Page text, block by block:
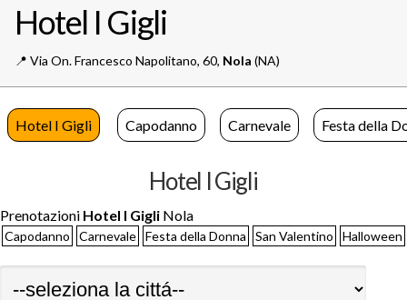
Hotel I Gigli
📍️ Via On. Francesco Napolitano, 60, Nola (NA)
Hotel I Gigli Capodanno Carnevale Festa della
Hotel I Gigli
Prenotazioni Hotel I Gigli Nola
Capodanno Carnevale Festa della Donna San Valentino Halloween